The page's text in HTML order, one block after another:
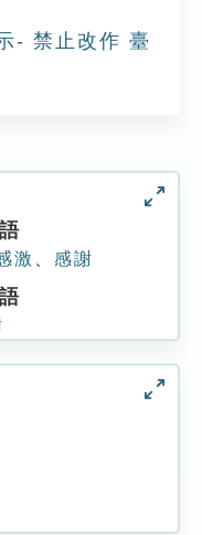
- 禁止改作 臺
激 感謝